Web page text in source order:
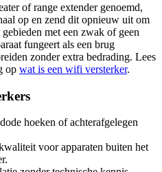
of range extender genoemd,
op en zend dit opnieuw uit om
met een zwak of geen
fungeert als een brug
zonder extra bedrading. Lees
op wat is een wifi versterker.
hoeken of achterafgelegen
voor apparaten buiten het